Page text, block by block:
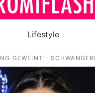
Royals
Stars
Lifestyle
GEWEINT":